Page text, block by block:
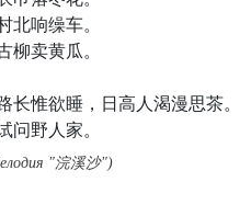
北响缲车。
柳卖黄瓜。
长惟欲睡，日高人渴漫思茶。
问野人家。
"浣溪沙")